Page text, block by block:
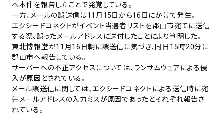
へ本件を報告したことで発覚している。
一方、メールの誤送信は11月15日から16日にかけて発生。
エクシードコネクトがイベント当選者リストを郡山市宛てに送信
する際、誤ったメールアドレスに送付したことにより判明した。
東北博報堂が11月16日朝に誤送信に気づき、同日15時20分に
郡山市へ報告している。
サーバーへの不正アクセスについては、ランサムウェアによる侵
入が原因とされている。
メール誤送信に関しては、エクシードコネクトによる送信時に宛
先メールアドレスの入力ミスが原因であったとそれぞれ報告さ
れている。